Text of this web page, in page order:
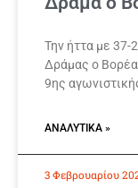
Την ήττα με 37-
Δράμας ο
9ης
ΑΝΑΛΥΤΙΚΆ »
3 Φεβρουαρίου